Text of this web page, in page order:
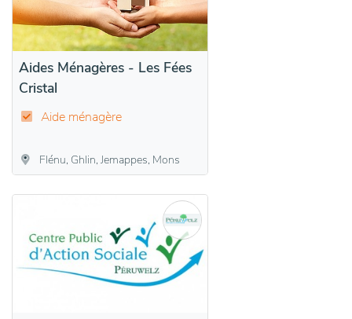
Aides Ménagères - Les Fées
Cristal
Aide ménagère
Flénu, Ghlin, Jemappes, Mons